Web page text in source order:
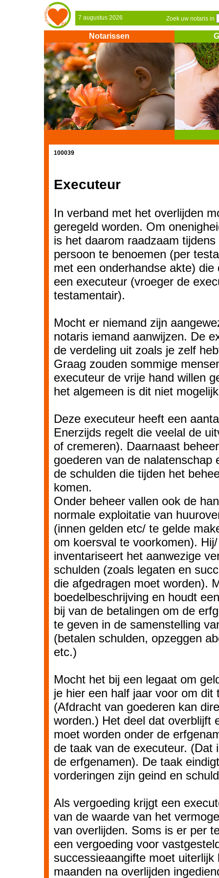
7 augustus 2026 Zoek uw notaris in
Notarissen
100039
Executeur
In verband met het overlijden
geregeld worden. Om
is het daarom raadzaam
persoon te benoemen (per
met een onderhandse akte)
een executeur (vroeger de
testamentair).
Mocht er niemand zijn
notaris iemand aanwijzen. De
de verdeling uit zoals je zelf
Graag zouden sommige
executeur de vrije hand willen
het algemeen is dit niet
Deze executeur heeft een
Enerzijds regelt die veelal de
of cremeren). Daarnaast
goederen van de nalatenschap
de schulden die tijden het
komen.
Onder beheer vallen ook de
normale exploitatie van
(innen gelden etc/ te gelde
om koersval te voorkomen).
inventariseert het aanwezige
schulden (zoals legaten en
die afgedragen moet worden).
boedelbeschrijving en houdt
bij van de betalingen om de
te geven in de samenstelling
(betalen schulden, opzeggen
etc.)
Mocht het bij een legaat om
je hier een half jaar voor om dit
(Afdracht van goederen kan
worden.) Het deel dat overblijft
moet worden onder de
de taak van de executeur. (Dat
de erfgenamen). De taak
vorderingen zijn geind en
Als vergoeding krijgt een
van de waarde van het
van overlijden. Soms is er per
een vergoeding voor
successieaangifte moet uiterlijk
maanden na overlijden